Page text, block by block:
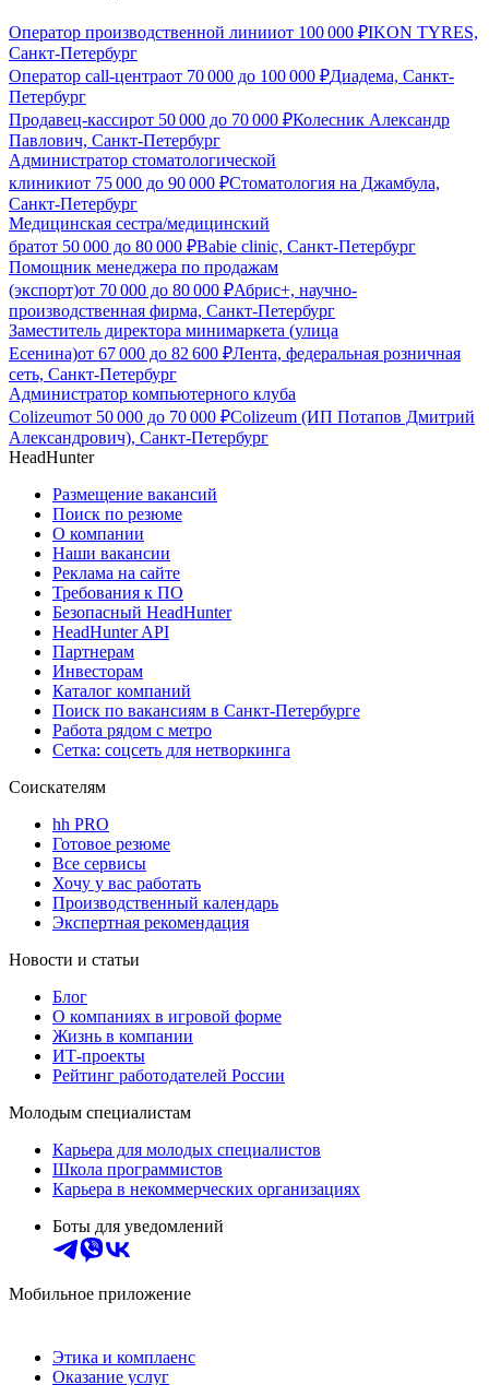
Оператор производственной линииот 100 000 ₽IKON TYRES,
Санкт-Петербург
Оператор call-центраот 70 000 до 100 000 ₽Диадема, Санкт-
Петербург
Продавец-кассирот 50 000 до 70 000 ₽Колесник Александр
Павлович, Санкт-Петербург
Администратор стоматологической
клиникиот 75 000 до 90 000 ₽Стоматология на Джамбула,
Санкт-Петербург
Медицинская сестра/медицинский
братот 50 000 до 80 000 ₽Babie clinic, Санкт-Петербург
Помощник менеджера по продажам
(экспорт)от 70 000 до 80 000 ₽Абрис+, научно-
производственная фирма, Санкт-Петербург
Заместитель директора минимаркета (улица
Есенина)от 67 000 до 82 600 ₽Лента, федеральная розничная
сеть, Санкт-Петербург
Администратор компьютерного клуба
Colizeumот 50 000 до 70 000 ₽Colizeum (ИП Потапов Дмитрий
Александрович), Санкт-Петербург
HeadHunter
Размещение вакансий
Поиск по резюме
О компании
Наши вакансии
Реклама на сайте
Требования к ПО
Безопасный HeadHunter
HeadHunter API
Партнерам
Инвесторам
Каталог компаний
Поиск по вакансиям в Санкт-Петербурге
Работа рядом с метро
Сетка: соцсеть для нетворкинга
Соискателям
hh PRO
Готовое резюме
Все сервисы
Хочу у вас работать
Производственный календарь
Экспертная рекомендация
Новости и статьи
Блог
О компаниях в игровой форме
Жизнь в компании
ИТ-проекты
Рейтинг работодателей России
Молодым специалистам
Карьера для молодых специалистов
Школа программистов
Карьера в некоммерческих организациях
Боты для уведомлений
Мобильное приложение
Этика и комплаенс
Оказание услуг